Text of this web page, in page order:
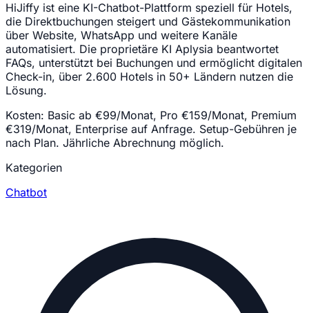
HiJiffy ist eine KI-Chatbot-Plattform speziell für Hotels,
die Direktbuchungen steigert und Gästekommunikation
über Website, WhatsApp und weitere Kanäle
automatisiert. Die proprietäre KI Aplysia beantwortet
FAQs, unterstützt bei Buchungen und ermöglicht digitalen
Check-in, über 2.600 Hotels in 50+ Ländern nutzen die
Lösung.
Kosten: Basic ab €99/Monat, Pro €159/Monat, Premium
€319/Monat, Enterprise auf Anfrage. Setup-Gebühren je
nach Plan. Jährliche Abrechnung möglich.
Kategorien
Chatbot